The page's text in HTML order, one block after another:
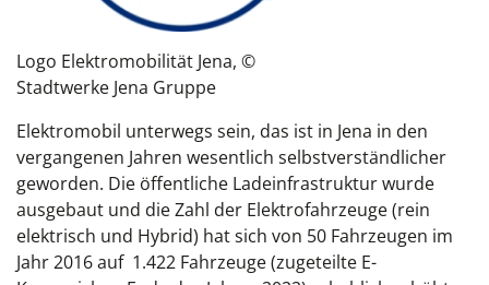
Logo Elektromobilität Jena, ©
Stadtwerke Jena Gruppe
Elektromobil unterwegs sein, das ist in Jena in den
vergangenen Jahren wesentlich selbstverständlicher
geworden. Die öffentliche Ladeinfrastruktur wurde
ausgebaut und die Zahl der Elektrofahrzeuge (rein
elektrisch und Hybrid) hat sich von 50 Fahrzeugen im
Jahr 2016 auf 1.422 Fahrzeuge (zugeteilte E-